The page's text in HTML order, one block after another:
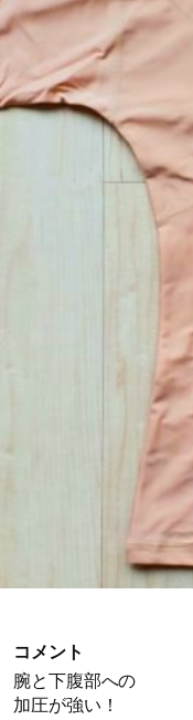
コメント
腕と下腹部への
加圧が強い！